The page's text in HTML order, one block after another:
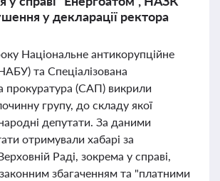
у декларації ректора
Національне антикорупційне
та Спеціалізована
прокуратура (САП) викрили
групу, до складу якої
депутати. За даними
отримували хабарі за
Раді, зокрема у справі,
збагаченням та "платними